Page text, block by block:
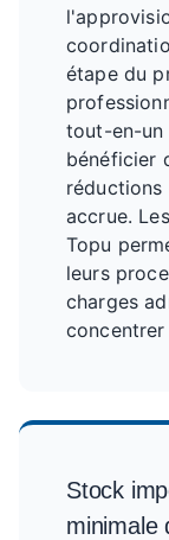
étape du
tout-en-un
bénéficier
accrue.
Topu
leurs
charges
Stock
minimale